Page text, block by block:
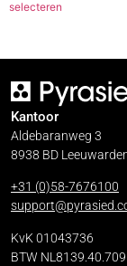
selecteren
Kantoor
Aldebaranweg 3
8938 BD
+31 (0)58-7676100
KvK 01043736
BTW